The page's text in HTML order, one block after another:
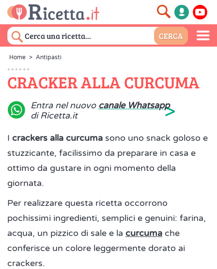
Home > Antipasti
CRACKER ALLA CURCUMA
Entra nel nuovo canale Whatsapp
di Ricetta.it
>
I crackers alla curcuma sono uno snack goloso e
stuzzicante, facilissimo da preparare in casa e
ottimo da gustare in ogni momento della
giornata.
Per realizzare questa ricetta occorrono
pochissimi ingredienti, semplici e genuini: farina,
acqua, un pizzico di sale e la curcuma che
conferisce un colore leggermente dorato ai
crackers.